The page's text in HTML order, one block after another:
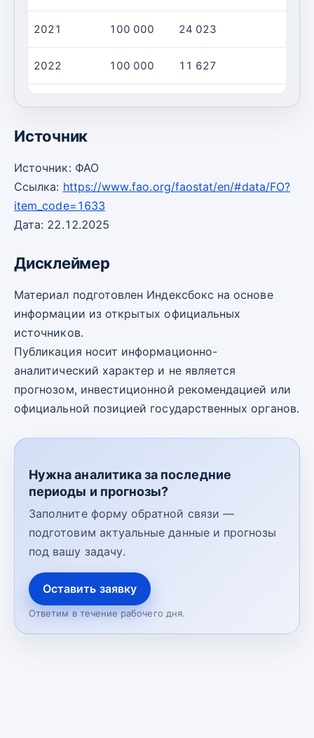
2021 100 000 24 023
2022 100 000 11 627
Источник
Источник: ФАО
Ссылка: https://www.fao.org/faostat/en/#data/FO?
item_code=1633
Дата: 22.12.2025
Дисклеймер
Материал подготовлен Индексбокс на основе
информации из открытых официальных
источников.
Публикация носит информационно-
аналитический характер и не является
прогнозом, инвестиционной рекомендацией или
официальной позицией государственных органов.
Нужна аналитика за последние
периоды и прогнозы?
Заполните форму обратной связи —
подготовим актуальные данные и прогнозы
под вашу задачу.
Оставить заявку
Ответим в течение рабочего дня.